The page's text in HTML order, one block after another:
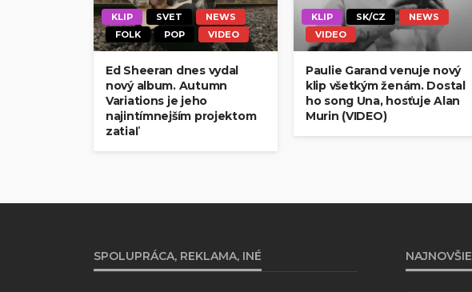
KLIP SVET
NEWS
FOLK
POP VIDEO
Ed Sheeran dnes vydal
nový album. Autumn
Variations je jeho
najintímnejším projektom
zatiaľ
KLIP SK/CZ
NEWS
VIDEO
Paulie Garand venuje nový
klip všetkým ženám. Dostal
ho song Una, hosťuje Alan
Murin (VIDEO)
SPOLUPRÁCA, REKLAMA, INÉ NAJNOVŠIE